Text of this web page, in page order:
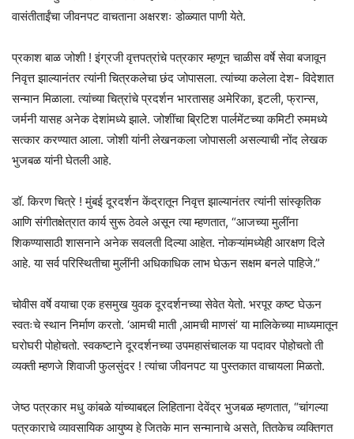
वासंतीताईंचा जीवनपट वाचताना अक्षरशः डोळ्यात पाणी येते.
प्रकाश बाळ जोशी ! इंग्रजी वृत्तपत्रांचे पत्रकार म्हणून चाळीस वर्षे सेवा बजावून
निवृत्त झाल्यानंतर त्यांनी चित्रकलेचा छंद जोपासला. त्यांच्या कलेला देश- विदेशात
सन्मान मिळाला. त्यांच्या चित्रांचे प्रदर्शन भारतासह अमेरिका, इटली, फ्रान्स,
जर्मनी यासह अनेक देशांमध्ये झाले. जोशींचा ब्रिटिश पार्लमेंटच्या कमिटी रुममध्ये
सत्कार करण्यात आला. जोशी यांनी लेखनकला जोपासली असल्याची नोंद लेखक
भुजबळ यांनी घेतली आहे.
डॉ. किरण चित्रे ! मुंबई दूरदर्शन केंद्रातून निवृत्त झाल्यानंतर त्यांनी सांस्कृतिक
आणि संगीतक्षेत्रात कार्य सुरू ठेवले असून त्या म्हणतात, “आजच्या मुलींना
शिकण्यासाठी शासनाने अनेक सवलती दिल्या आहेत. नोकऱ्यांमध्येही आरक्षण दिले
आहे. या सर्व परिस्थितीचा मुलींनी अधिकाधिक लाभ घेऊन सक्षम बनले पाहिजे.”
चोवीस वर्षे वयाचा एक हसमुख युवक दूरदर्शनच्या सेवेत येतो. भरपूर कष्ट घेऊन
स्वतःचे स्थान निर्माण करतो. ‘आमची माती ,आमची माणसं’ या मालिकेच्या माध्यमातून
घरोघरी पोहोचतो. स्वकष्टाने दूरदर्शनच्या उपमहासंचालक या पदावर पोहोचतो ती
व्यक्ती म्हणजे शिवाजी फुलसुंदर ! त्यांचा जीवनपट या पुस्तकात वाचायला मिळतो.
जेष्ठ पत्रकार मधु कांबळे यांच्याबद्दल लिहिताना देवेंद्र भुजबळ म्हणतात, “चांगल्या
पत्रकाराचे व्यावसायिक आयुष्य हे जितके मान सन्मानाचे असते, तितकेच व्यक्तिगत